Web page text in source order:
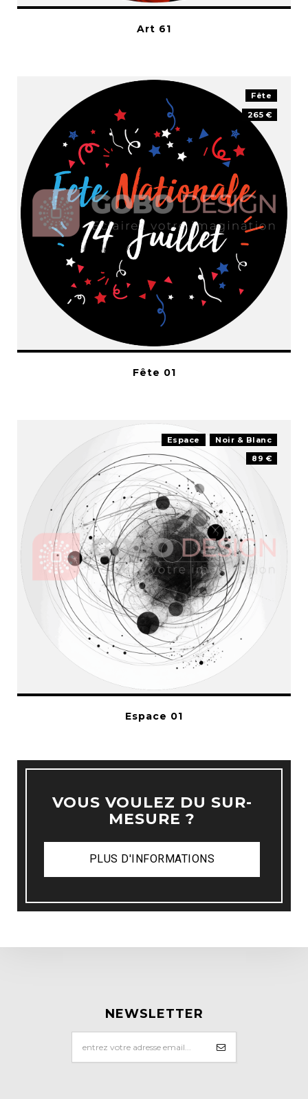
Art 61
Fête
265 €
Fête 01
Espace
Noir & Blanc
89 €
Espace 01
VOUS VOULEZ DU SUR-
MESURE ?
PLUS D'INFORMATIONS
NEWSLETTER